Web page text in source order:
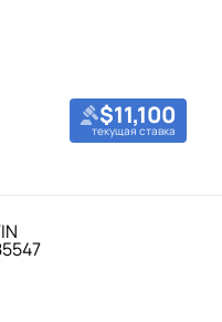
$11,100
текущая ставка